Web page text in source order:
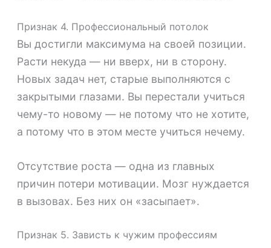
Признак 4. Профессиональный потолок
Вы достигли максимума на своей позиции.
Расти некуда — ни вверх, ни в сторону.
Новых задач нет, старые выполняются с
закрытыми глазами. Вы перестали учиться
чему-то новому — не потому что не хотите,
а потому что в этом месте учиться нечему.
Отсутствие роста — одна из главных
причин потери мотивации. Мозг нуждается
в вызовах. Без них он «засыпает».
Признак 5. Зависть к чужим профессиям